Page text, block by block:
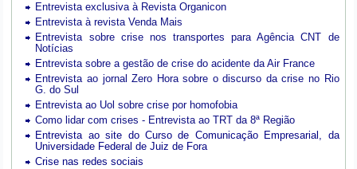
Entrevista exclusiva à Revista Organicon
Entrevista à revista Venda Mais
Entrevista sobre crise nos transportes para Agência CNT de
Notícias
Entrevista sobre a gestão de crise do acidente da Air France
Entrevista ao jornal Zero Hora sobre o discurso da crise no Rio
G. do Sul
Entrevista ao Uol sobre crise por homofobia
Como lidar com crises - Entrevista ao TRT da 8ª Região
Entrevista ao site do Curso de Comunicação Empresarial, da
Universidade Federal de Juiz de Fora
Crise nas redes sociais